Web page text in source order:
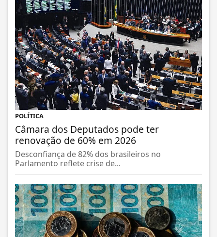
POLÍTICA
Câmara dos Deputados pode ter
renovação de 60% em 2026
Desconfiança de 82% dos brasileiros no
Parlamento reflete crise de...